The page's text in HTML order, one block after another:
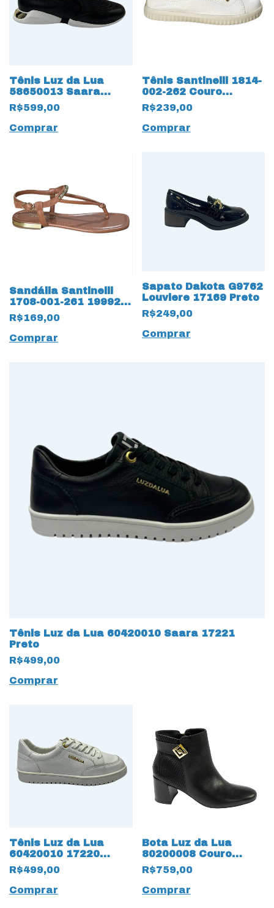
Tênis Luz da Lua
58650013 Saara
Ravena 17222 Preto
R$599,00
Comprar
Tênis Santinelli 1814-
002-262 Couro
Natural 19993 Marfim
R$239,00
Comprar
Sandália Santinelli
1708-001-261 19992
Rasteirinha com Nó
R$169,00
Comprar
Sapato Dakota G9762
Louviere 17169 Preto
R$249,00
Comprar
Tênis Luz da Lua 60420010 Saara 17221
Preto
R$499,00
Comprar
Tênis Luz da Lua
60420010 17220
Saara Bianco
R$499,00
Comprar
Bota Luz da Lua
80200008 Couro
Natural Saara 16428
Preto
R$759,00
Comprar